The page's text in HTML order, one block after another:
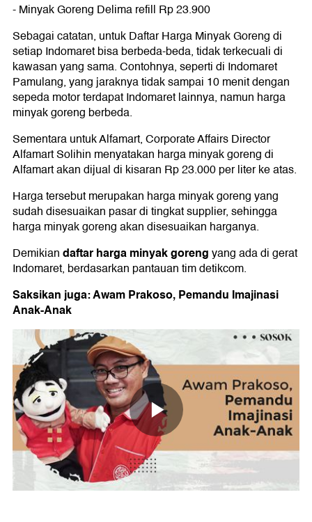
- Minyak Goreng Delima refill Rp 23.900
Sebagai catatan, untuk Daftar Harga Minyak Goreng di
setiap Indomaret bisa berbeda-beda, tidak terkecuali di
kawasan yang sama. Contohnya, seperti di Indomaret
Pamulang, yang jaraknya tidak sampai 10 menit dengan
sepeda motor terdapat Indomaret lainnya, namun harga
minyak goreng berbeda.
Sementara untuk Alfamart, Corporate Affairs Director
Alfamart Solihin menyatakan harga minyak goreng di
Alfamart akan dijual di kisaran Rp 23.000 per liter ke atas.
Harga tersebut merupakan harga minyak goreng yang
sudah disesuaikan pasar di tingkat supplier, sehingga
harga minyak goreng akan disesuaikan harganya.
Demikiandaftar harga minyak gorengyang ada di gerat
Indomaret, berdasarkan pantauan tim detikcom.
Saksikan juga: Awam Prakoso, Pemandu Imajinasi
Anak-Anak